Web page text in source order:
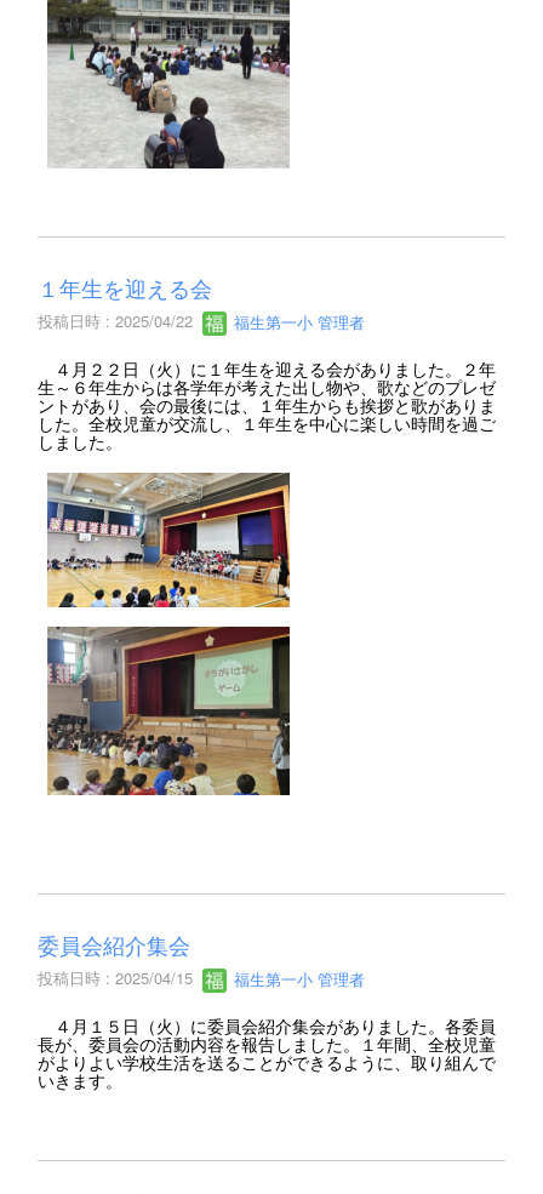
１年生を迎える会
投稿日時 : 2025/04/22 福生第一小 管理者
４月２２日（火）に１年生を迎える会がありました。２年
生～６年生からは各学年が考えた出し物や、歌などのプレゼ
ントがあり、会の最後には、１年生からも挨拶と歌がありま
した。全校児童が交流し、１年生を中心に楽しい時間を過ご
しました。
委員会紹介集会
投稿日時 : 2025/04/15 福生第一小 管理者
４月１５日（火）に委員会紹介集会がありました。各委員
長が、委員会の活動内容を報告しました。１年間、全校児童
がよりよい学校生活を送ることができるように、取り組んで
いきます。